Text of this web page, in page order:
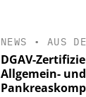
NEWS • AUS
DGAV-
Allgemein-